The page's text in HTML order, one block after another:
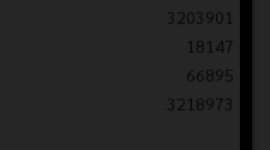
3203901
18147
66895
3218973